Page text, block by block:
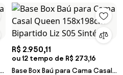
R$ 2.950,11
ou 12 tempo de R$ 273,16
Base Box Baú para Cama Casal